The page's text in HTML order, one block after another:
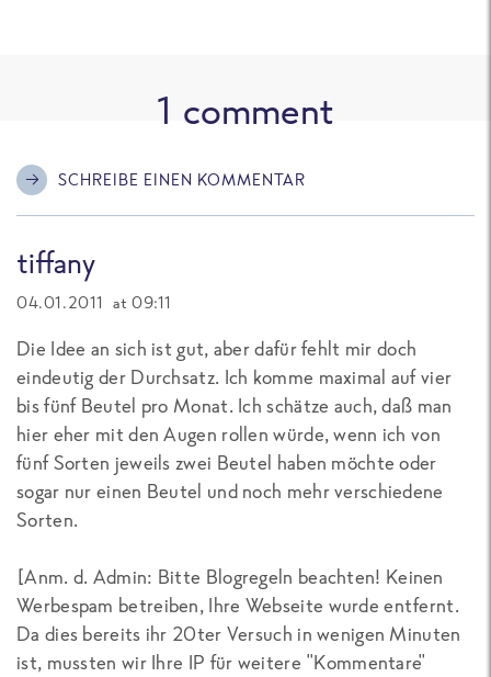
1 comment
SCHREIBE EINEN KOMMENTAR
tiffany
04.01.2011 at 09:11
Die Idee an sich ist gut, aber dafür fehlt mir doch
eindeutig der Durchsatz. Ich komme maximal auf vier
bis fünf Beutel pro Monat. Ich schätze auch, daß man
hier eher mit den Augen rollen würde, wenn ich von
fünf Sorten jeweils zwei Beutel haben möchte oder
sogar nur einen Beutel und noch mehr verschiedene
Sorten.
[Anm. d. Admin: Bitte Blogregeln beachten! Keinen
Werbespam betreiben, Ihre Webseite wurde entfernt.
Da dies bereits ihr 20ter Versuch in wenigen Minuten
ist, mussten wir Ihre IP für weitere "Kommentare"